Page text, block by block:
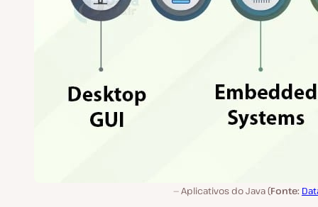
Aplicativos do Java (Fonte: